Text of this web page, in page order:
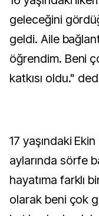
geleceğini
geldi. Aile
öğrendim. Beni
katkısı oldu."
17 yaşındaki
aylarında sörfe
hayatıma farklı
olarak beni çok